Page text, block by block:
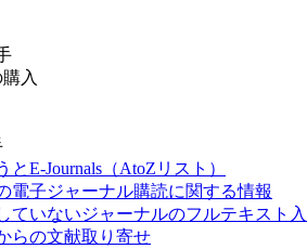
入
とE-Journals（AtoZリスト）
電子ジャーナル購読に関する情報
ていないジャーナルのフルテキスト
らの文献取り寄せ